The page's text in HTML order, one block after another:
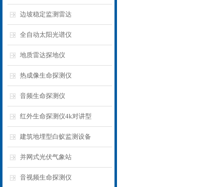
边坡稳定监测雷达
全自动太阳光谱仪
地质雷达探地仪
热成像生命探测仪
音频生命探测仪
红外生命探测仪4k对讲型
建筑地埋型白蚁监测设备
并网式光伏气象站
音视频生命探测仪